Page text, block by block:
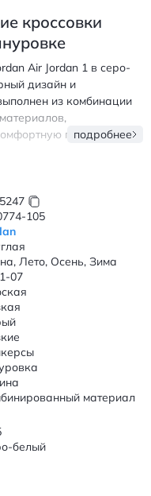
кроссовки
Air Jordan 1 в серо-
дизайн и
из комбинации
посадку.
условиях. Модель
стилю.
нагрузку при
дополнительный
ценит сочетание
функциональности.
серо-белые из
подробнее
105
Лето, Осень, Зима
07
материал
белый